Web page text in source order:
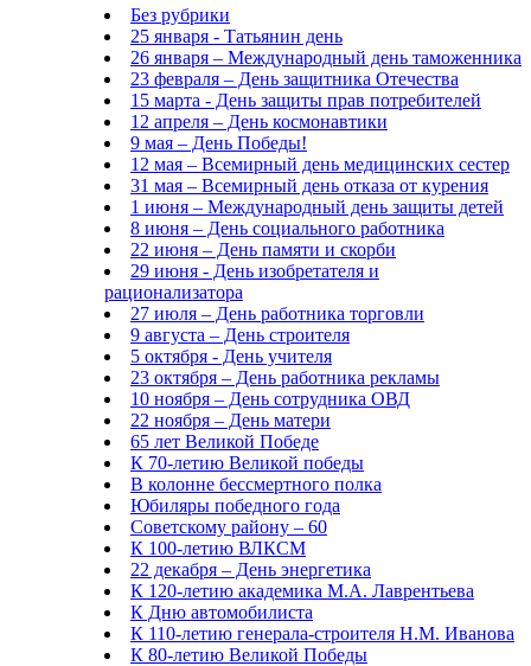
Без рубрики
25 января - Татьянин день
26 января – Международный день таможенника
23 февраля – День защитника Отечества
15 марта - День защиты прав потребителей
12 апреля – День космонавтики
9 мая – День Победы!
12 мая – Всемирный день медицинских сестер
31 мая – Всемирный день отказа от курения
1 июня – Международный день защиты детей
8 июня – День социального работника
22 июня – День памяти и скорби
29 июня - День изобретателя и
рационализатора
27 июля – День работника торговли
9 августа – День строителя
5 октября - День учителя
23 октября – День работника рекламы
10 ноября – День сотрудника ОВД
22 ноября – День матери
65 лет Великой Победе
К 70-летию Великой победы
В колонне бессмертного полка
Юбиляры победного года
Советскому району – 60
К 100-летию ВЛКСМ
22 декабря – День энергетика
К 120-летию академика М.А. Лаврентьева
К Дню автомобилиста
К 110-летию генерала-строителя Н.М. Иванова
К 80-летию Великой Победы